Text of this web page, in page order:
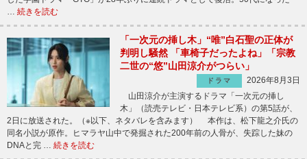
続きを読む
「一次元の挿し木」“唯”白石聖の正体が
判明し騒然 「車椅子だったよね」「宗教
二世の“悠”山田涼介がつらい」
ドラマ
2026年8月3日
山田涼介が主演するドラマ「一次元の挿し
木」（読売テレビ・日本テレビ系）の第5話が、
2日に放送された。（※以下、ネタバレを含みます） 本作は、松下龍之介氏の
同名小説が原作。ヒマラヤ山中で発掘された200年前の人骨が、失踪した妹の
DNAと完 … 続きを読む